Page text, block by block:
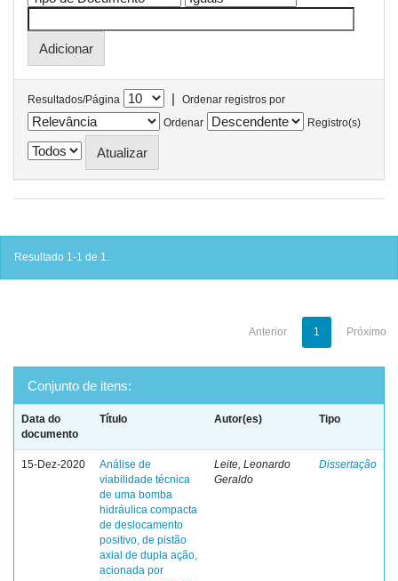
Resultados/Página |
Ordenar registros por
Ordenar
Registro(s)
Resultado 1-1 de 1.
Anterior 1 Próximo
Conjunto de itens:
Data do
documento
Título Autor(es) Tipo
15-Dez-2020
Análise de
viabilidade técnica
de uma bomba
hidráulica compacta
de deslocamento
positivo, de pistão
axial de dupla ação,
acionada por
Leite, Leonardo
Geraldo
Dissertação